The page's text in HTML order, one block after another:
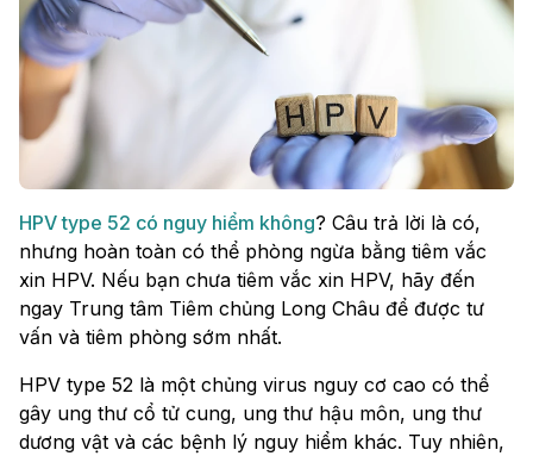
HPV type 52 có nguy hiểm không? Câu trả lời là có,
nhưng hoàn toàn có thể phòng ngừa bằng tiêm vắc
xin HPV. Nếu bạn chưa tiêm vắc xin HPV, hãy đến
ngay Trung tâm Tiêm chủng Long Châu để được tư
vấn và tiêm phòng sớm nhất.
HPV type 52 là một chủng virus nguy cơ cao có thể
gây ung thư cổ tử cung, ung thư hậu môn, ung thư
dương vật và các bệnh lý nguy hiểm khác. Tuy nhiên,